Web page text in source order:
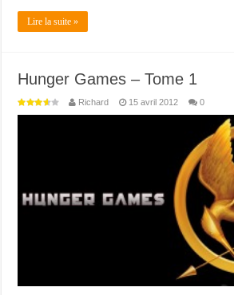
Lire la suite »
Hunger Games – Tome 1
Richard 15 avril 2012 0